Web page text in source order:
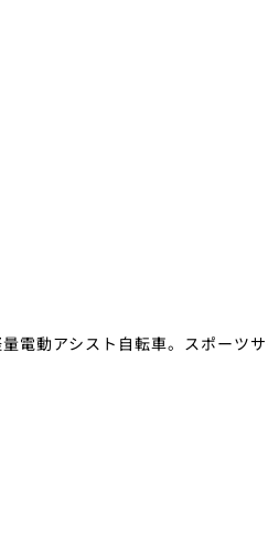
動アシスト自転車。スポーツ